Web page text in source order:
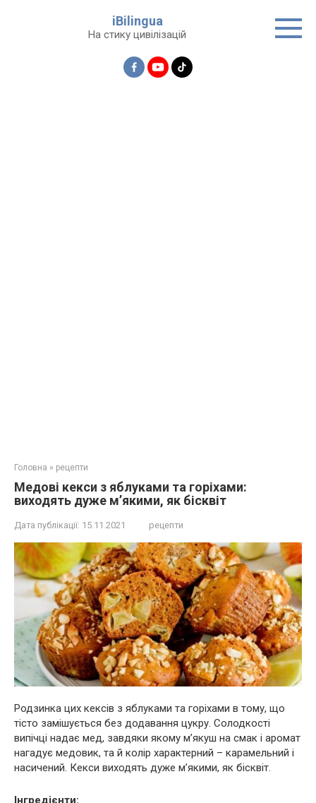
iBilingua
На стику цивілізацій
Головна » рецепти
Медові кекси з яблуками та горіхами:
виходять дуже м’якими, як бісквіт
Дата публікації: 15.11.2021 рецепти
Родзинка цих кексів з яблуками та горіхами в тому, що
тісто замішується без додавання цукру. Солодкості
випічці надає мед, завдяки якому м’якуш на смак і аромат
нагадує медовик, та й колір характерний – карамельний і
насичений. Кекси виходять дуже м’якими, як бісквіт.
Інгредієнти: